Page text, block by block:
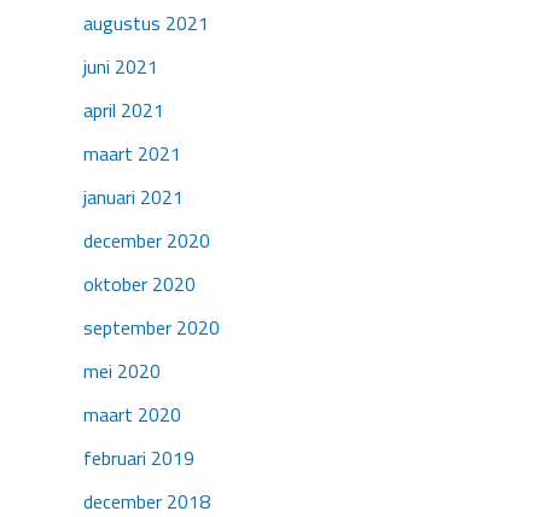
augustus 2021
juni 2021
april 2021
maart 2021
januari 2021
december 2020
oktober 2020
september 2020
mei 2020
maart 2020
februari 2019
december 2018